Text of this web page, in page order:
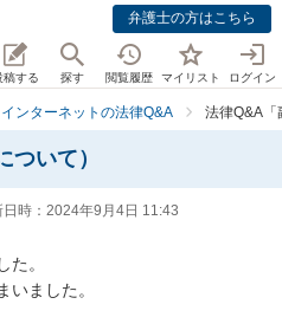
弁護士の方はこちら
稿する 探す 閲覧履歴 マイリスト ログイン
インターネットの法律Q&A 法律Q&A「
いて）
時： 2024年9月4日 11:43
た。
いました。